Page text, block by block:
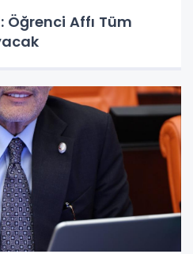
Öğrenci Affı Tüm